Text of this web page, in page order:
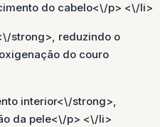
do cabelo<\/p> <\/li>
strong>, reduzindo o
do couro
interior<\/strong>,
da pele<\/p> <\/li>